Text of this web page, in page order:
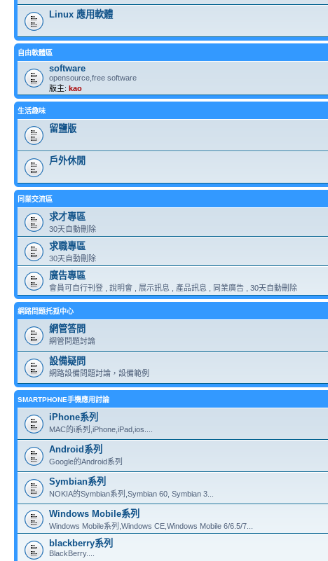
Linux 應用軟體
自由軟體區
software
opensource,free software
版主: kao
生活趣味
留鹽版
戶外休閒
同業交流區
求才專區
30天自動刪除
求職專區
30天自動刪除
廣告專區
會員可自行刊登 , 說明會 , 展示訊息 , 產品訊息 , 同業廣告 , 30天自動刪除
網路問題托孤中心
網管答問
網管問題討論
設備疑問
網路設備問題討論，設備範例
SMARTPHONE手機應用討論
iPhone系列
MAC的i系列,iPhone,iPad,ios....
Android系列
Google的Android系列
Symbian系列
NOKIA的Symbian系列,Symbian 60, Symbian 3...
Windows Mobile系列
Windows Mobile系列,Windows CE,Windows Mobile 6/6.5/7...
blackberry系列
BlackBerry....